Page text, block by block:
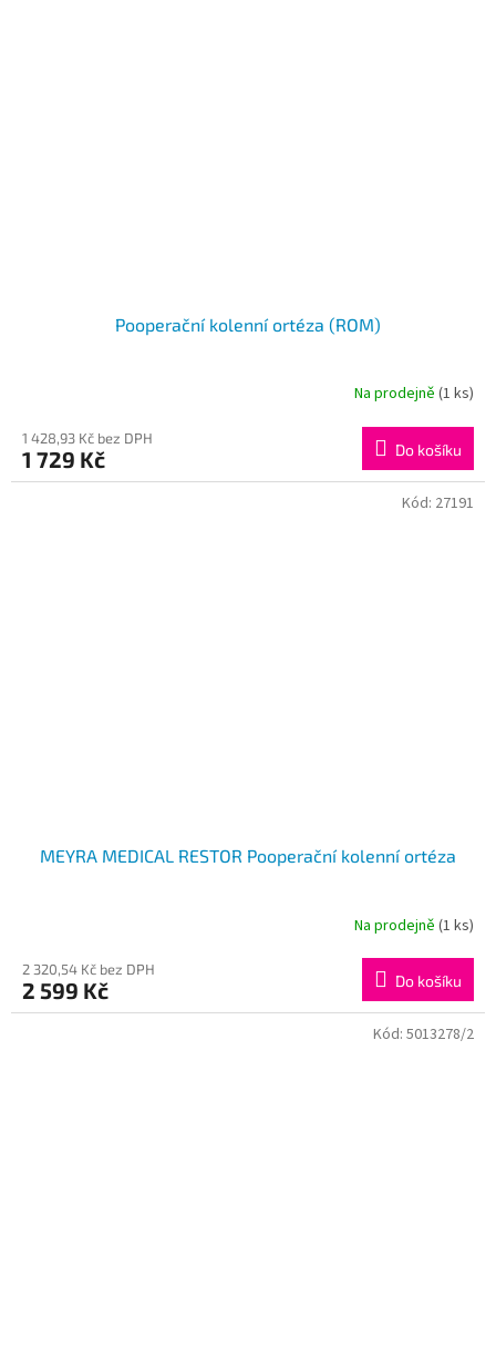
Pooperační kolenní ortéza (ROM)
Na prodejně (1 ks)
1 428,93 Kč bez DPH
1 729 Kč Do košíku
MEYRA MEDICAL RESTOR Pooperační kolenní ortéza
Na prodejně (1 ks)
2 320,54 Kč bez DPH
2 599 Kč Do košíku
Kód: 27191
Kód: 5013278/2